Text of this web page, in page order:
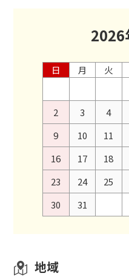
2026
日 月 火
2
3 4
9
10 11
16
17 18
23
24 25
30
31
地域